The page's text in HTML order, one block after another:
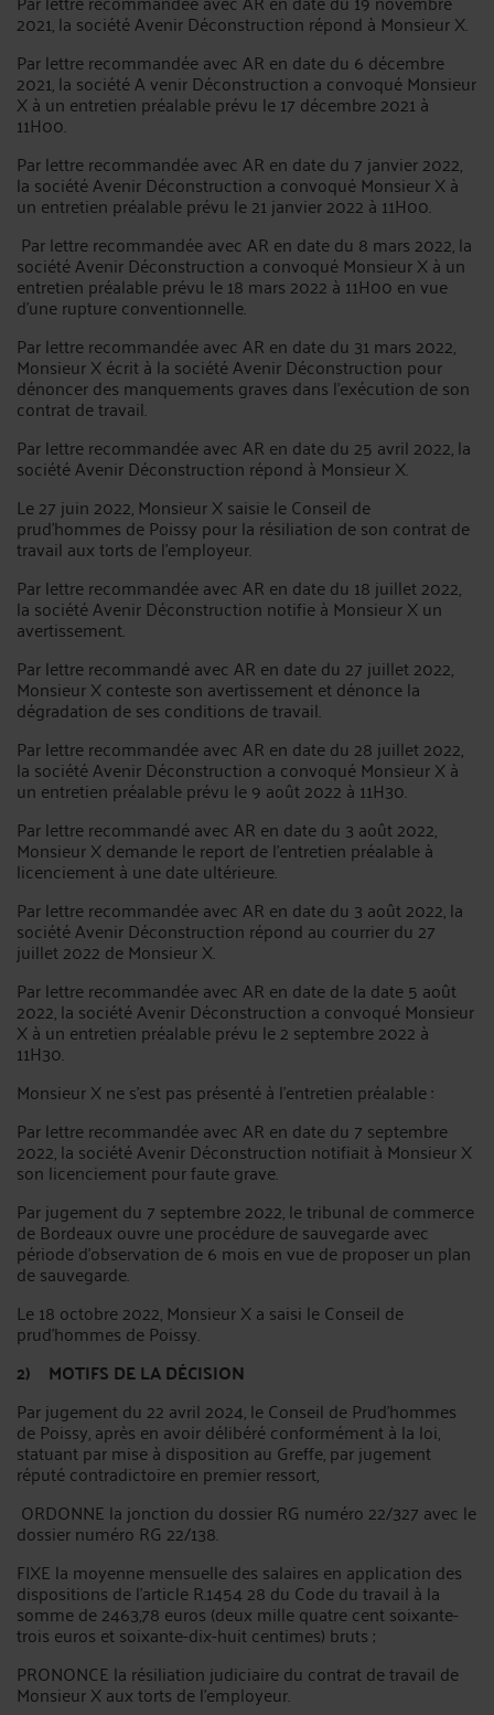
2021, la société Avenir Déconstruction répond à Monsieur X.
Par lettre recommandée avec AR en date du 6 décembre
2021, la société A venir Déconstruction a convoqué Monsieur
X à un entretien préalable prévu le 17 décembre 2021 à
11H00.
Par lettre recommandée avec AR en date du 7 janvier 2022,
la société Avenir Déconstruction a convoqué Monsieur X à
un entretien préalable prévu le 21 janvier 2022 à 11H00.
Par lettre recommandée avec AR en date du 8 mars 2022, la
société Avenir Déconstruction a convoqué Monsieur X à un
entretien préalable prévu le 18 mars 2022 à 11H00 en vue
d'une rupture conventionnelle.
Par lettre recommandée avec AR en date du 31 mars 2022,
Monsieur X écrit à la société Avenir Déconstruction pour
dénoncer des manquements graves dans l'exécution de son
contrat de travail.
Par lettre recommandée avec AR en date du 25 avril 2022, la
société Avenir Déconstruction répond à Monsieur X.
Le 27 juin 2022, Monsieur X saisie le Conseil de
prud'hommes de Poissy pour la résiliation de son contrat de
travail aux torts de l'employeur.
Par lettre recommandée avec AR en date du 18 juillet 2022,
la société Avenir Déconstruction notifie à Monsieur X un
avertissement.
Par lettre recommandé avec AR en date du 27 juillet 2022,
Monsieur X conteste son avertissement et dénonce la
dégradation de ses conditions de travail.
Par lettre recommandée avec AR en date du 28 juillet 2022,
la société Avenir Déconstruction a convoqué Monsieur X à
un entretien préalable prévu le 9 août 2022 à 11H30.
Par lettre recommandé avec AR en date du 3 août 2022,
Monsieur X demande le report de l'entretien préalable à
licenciement à une date ultérieure.
Par lettre recommandée avec AR en date du 3 août 2022, la
société Avenir Déconstruction répond au courrier du 27
juillet 2022 de Monsieur X.
Par lettre recommandée avec AR en date de la date 5 août
2022, la société Avenir Déconstruction a convoqué Monsieur
X à un entretien préalable prévu le 2 septembre 2022 à
11H30.
Monsieur X ne s'est pas présenté à l'entretien préalable :
Par lettre recommandée avec AR en date du 7 septembre
2022, la société Avenir Déconstruction notifiait à Monsieur X
son licenciement pour faute grave.
Par jugement du 7 septembre 2022, le tribunal de commerce
de Bordeaux ouvre une procédure de sauvegarde avec
période d'observation de 6 mois en vue de proposer un plan
de sauvegarde.
Le 18 octobre 2022, Monsieur X a saisi le Conseil de
prud'hommes de Poissy.
2) MOTIFS DE LA DÉCISION
Par jugement du 22 avril 2024, le Conseil de Prud’hommes
de Poissy, après en avoir délibéré conformément à la loi,
statuant par mise à disposition au Greffe, par jugement
réputé contradictoire en premier ressort,
ORDONNE la jonction du dossier RG numéro 22/327 avec le
dossier numéro RG 22/138.
FIXE la moyenne mensuelle des salaires en application des
dispositions de l'article R.1454 28 du Code du travail à la
somme de 2463,78 euros (deux mille quatre cent soixante-
trois euros et soixante-dix-huit centimes) bruts ;
PRONONCE la résiliation judiciaire du contrat de travail de
Monsieur X aux torts de l'employeur.